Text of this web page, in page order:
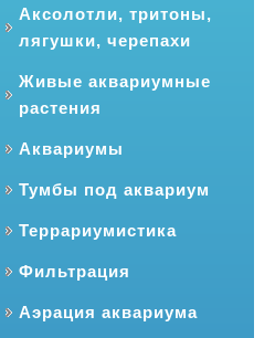
Аксолотли, тритоны,
лягушки, черепахи
Живые аквариумные
растения
Аквариумы
Тумбы под аквариум
Террариумистика
Фильтрация
Аэрация аквариума